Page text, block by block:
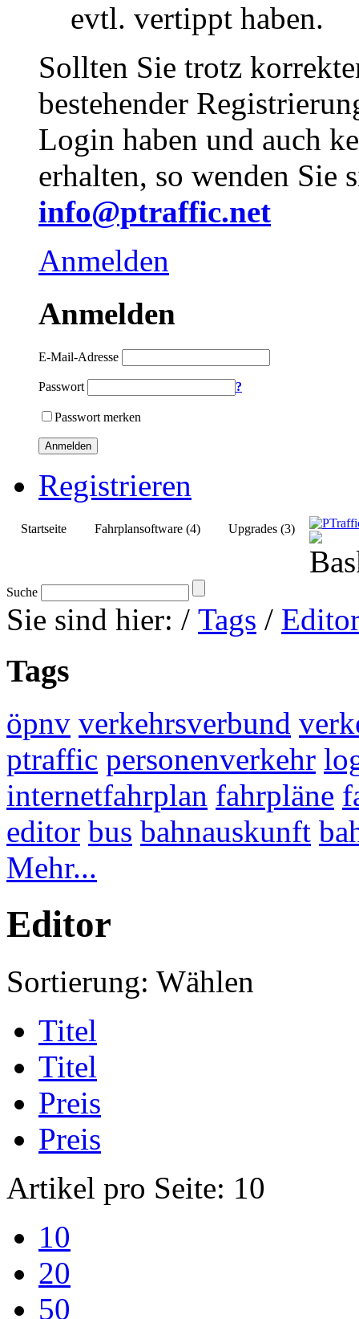
evtl. vertippt haben.
Sollten Sie trotz
bestehender
Login haben und auch
erhalten, so wenden
info@ptraffic.net
Anmelden
Anmelden
E-Mail-Adresse
Passwort ?
Passwort merken
Anmelden
Registrieren
Startseite Fahrplansoftware (4) Upgrades (3)
Suche
Sie sind hier: / Tags /
Tags
öpnv verkehrsverbund
ptraffic personenverkehr
internetfahrplan fahrpläne
editor bus bahnauskunft
Mehr...
Editor
Sortierung: Wählen
Titel
Titel
Preis
Preis
Artikel pro Seite: 10
10
20
50